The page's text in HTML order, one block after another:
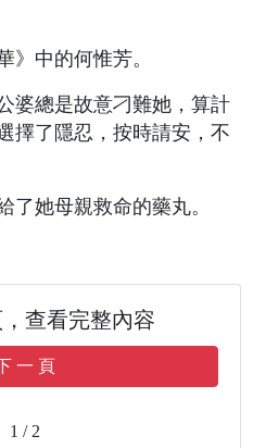
》中的何惟芳。
婆總是故意刁難她，算計
擇了隱忍，按時請安，不
了她母親救命的藥丸。
查看完整內容
一 頁
1 / 2